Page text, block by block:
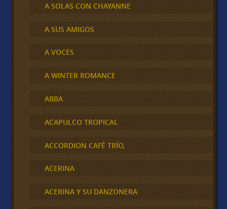
A SOLAS CON CHAYANNE
A SUS AMIGOS
A VOCES
A WINTER ROMANCE
ABBA
ACAPULCO TROPICAL
ACCORDION CAFÉ TRÍO,
ACERINA
ACERINA Y SU DANZONERA